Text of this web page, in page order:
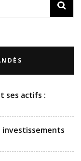
ses actifs :
investissements